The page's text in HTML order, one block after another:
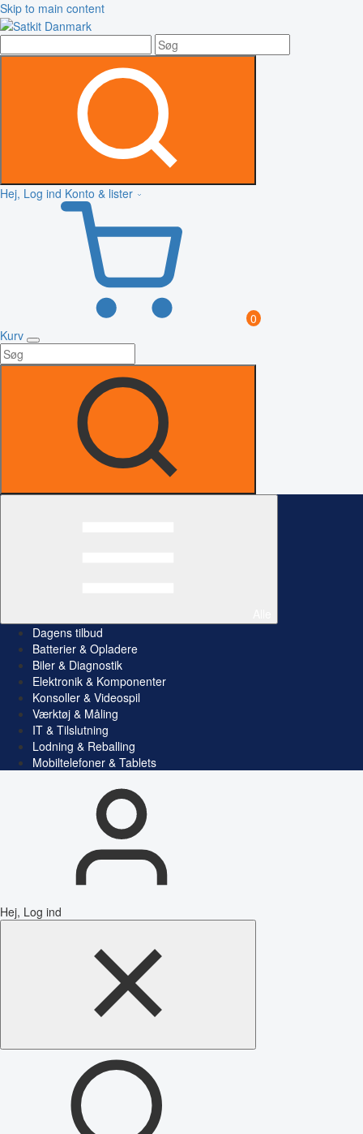
Skip to main content
Hej, Log ind Konto & lister
0
Kurv
Dagens tilbud
Batterier & Opladere
Biler & Diagnostik
Elektronik & Komponenter
Konsoller & Videospil
Værktøj & Måling
IT & Tilslutning
Lodning & Reballing
Mobiltelefoner & Tablets
Hej, Log ind